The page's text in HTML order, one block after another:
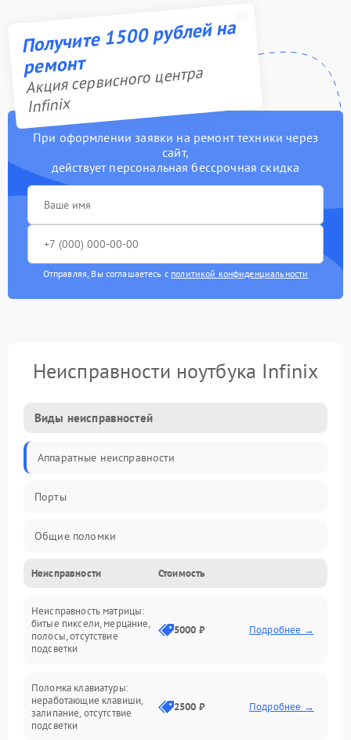
Получите 1500 рублей на
ремонт
Акция сервисного центра
Infinix
При оформлении заявки на ремонт техники через
сайт,
действует персональная бессрочная скидка
Отправляя, Вы соглашаетесь с политикой конфиденциальности
Неисправности ноутбука Infinix
Виды неисправностей
Аппаратные неисправности
Порты
Общие поломки
Устройства
Программные ошибки
Электрические и системные сбои
Интерфейсные проблемы
Батарея
Неисправности Стоимость
Неисправность матрицы:
битые пиксели, мерцание,
полосы, отсутствие
подсветки
5000 ₽ Подробнее →
Поломка клавиатуры:
неработающие клавиши,
залипание, отсутствие
подсветки
2500 ₽ Подробнее →